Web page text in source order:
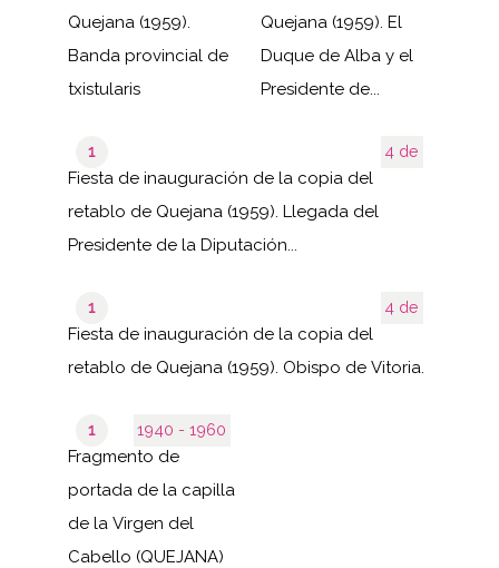
Quejana (1959).
Banda provincial de
txistularis
Quejana (1959). El
Duque de Alba y el
Presidente de...
4 de
1
Fiesta de inauguración de la copia del
retablo de Quejana (1959). Llegada del
Presidente de la Diputación...
4 de
1
Fiesta de inauguración de la copia del
retablo de Quejana (1959). Obispo de Vitoria.
1940 - 1960
1
Fragmento de
portada de la capilla
de la Virgen del
Cabello (QUEJANA)